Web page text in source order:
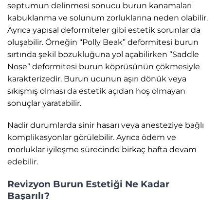
septumun delinmesi sonucu burun kanamaları
kabuklanma ve solunum zorluklarına neden olabilir.
Ayrıca yapısal deformiteler gibi estetik sorunlar da
oluşabilir. Örneğin “Polly Beak” deformitesi burun
sırtında şekil bozukluğuna yol açabilirken “Saddle
Nose” deformitesi burun köprüsünün çökmesiyle
karakterizedir. Burun ucunun aşırı dönük veya
sıkışmış olması da estetik açıdan hoş olmayan
sonuçlar yaratabilir.
Nadir durumlarda sinir hasarı veya anesteziye bağlı
komplikasyonlar görülebilir. Ayrıca ödem ve
morluklar iyileşme sürecinde birkaç hafta devam
edebilir.
Revizyon Burun Estetiği Ne Kadar
Başarılı?